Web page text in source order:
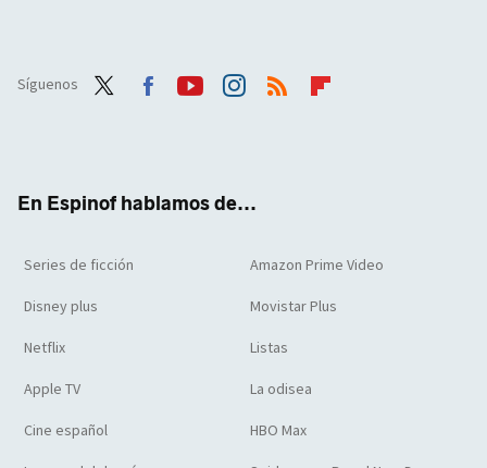
Síguenos
En Espinof hablamos de...
Series de ficción Amazon Prime Video
Disney plus Movistar Plus
Netflix Listas
Apple TV La odisea
Cine español HBO Max